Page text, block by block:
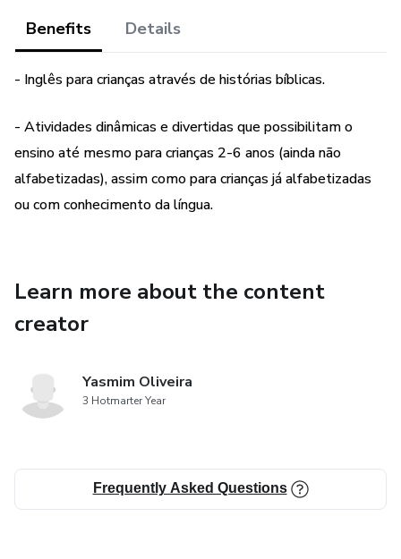
de devocional bilíngue.
Benefits Details
- Inglês para crianças através de histórias bíblicas.
- Atividades dinâmicas e divertidas que possibilitam o
ensino até mesmo para crianças 2-6 anos (ainda não
alfabetizadas), assim como para crianças já alfabetizadas
ou com conhecimento da língua.
Learn more about the content
creator
Yasmim Oliveira
3 Hotmarter Year
Frequently Asked Questions